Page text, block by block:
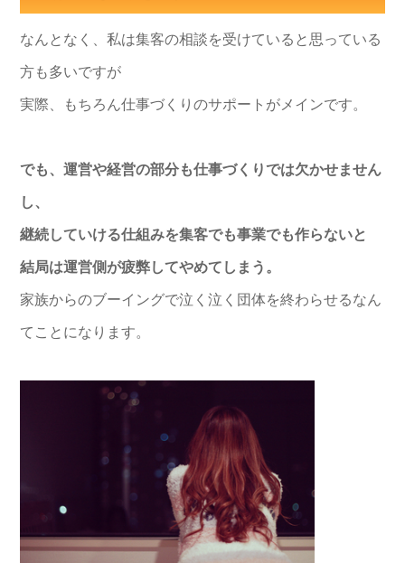
なんとなく、私は集客の相談を受けていると思っている
方も多いですが
実際、もちろん仕事づくりのサポートがメインです。
でも、運営や経営の部分も仕事づくりでは欠かせません
し、
継続していける仕組みを集客でも事業でも作らないと
結局は運営側が疲弊してやめてしまう。
家族からのブーイングで泣く泣く団体を終わらせるなん
てことになります。